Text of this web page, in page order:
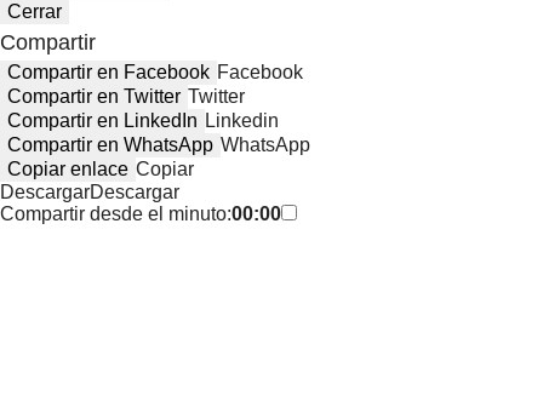
Cerrar
Compartir
Compartir en Facebook Facebook
Compartir en Twitter Twitter
Compartir en LinkedIn Linkedin
Compartir en WhatsApp WhatsApp
Copiar enlace Copiar
DescargarDescargar
Compartir desde el minuto:00:00